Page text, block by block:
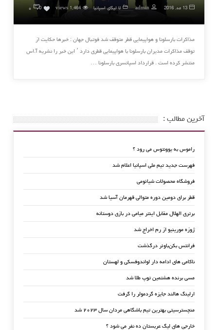
13 مه, 2016 admin لا لیگای اسپانیا 1,464 views
0 ۰
مذاکرات بارسلونا و هواپیمایی قطر متوقف شد فوتبال جهان : خبرها حکایت از
توقف مذاکرات مدیران بارسلونا با هواپیمایی قطری دارد ٬ این خبر را نشریه آ.اس
منتشر کرده است . قرارداد اسپانسری بارسلونا …
آخرین مطالب :
راموس به یوونتوس می رود ؟
فهرست جدید تیم ملی اسپانیا اعلام شد
فروشگاه محصولات شیائومی
قطر برای دومین دوره متوالی قهرمان آسیا شد
برتری الهلال مقابل اینتر میامی در بازی دوستانه
ژوزه مورینیو از رم اخراج شد
فرانتس بکن‌باوئر درگذشت
ناکامی های ادامه دار لواندوفسکی و لهستان
مسی برنده هشتمین توپ طلا شد
ارلینگ هالند جایزه گردمولر را گرفت
منچسترسیتی بهترین تیم باشگاهی مردان سال ۲۰۲۳ شد
خارجی های لیگ عربستان ده نفر می شود ؟